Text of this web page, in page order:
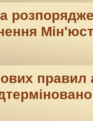
правил